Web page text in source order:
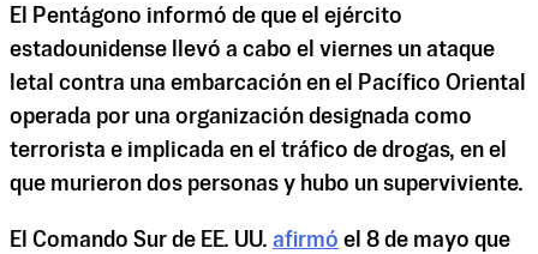
El Pentágono informó de que el ejército
estadounidense llevó a cabo el viernes un ataque
letal contra una embarcación en el Pacífico Oriental
operada por una organización designada como
terrorista e implicada en el tráfico de drogas, en el
que murieron dos personas y hubo un superviviente.
El Comando Sur de EE. UU. afirmó el 8 de mayo que